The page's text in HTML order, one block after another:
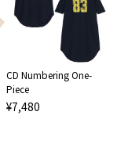
CD Numbering One-
Piece
¥7,480